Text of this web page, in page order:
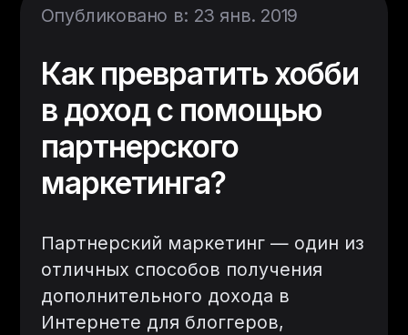
Опубликовано в: 23 янв. 2019
Как превратить хобби
в доход с помощью
партнерского
маркетинга?
Партнерский маркетинг — один из
отличных способов получения
дополнительного дохода в
Интернете для блоггеров,